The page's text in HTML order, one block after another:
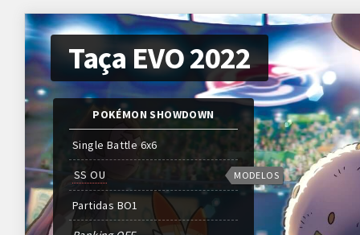
Taça EVO 2022
POKÉMON SHOWDOWN
Single Battle 6x6
SS OU
Partidas BO1
MODELOS